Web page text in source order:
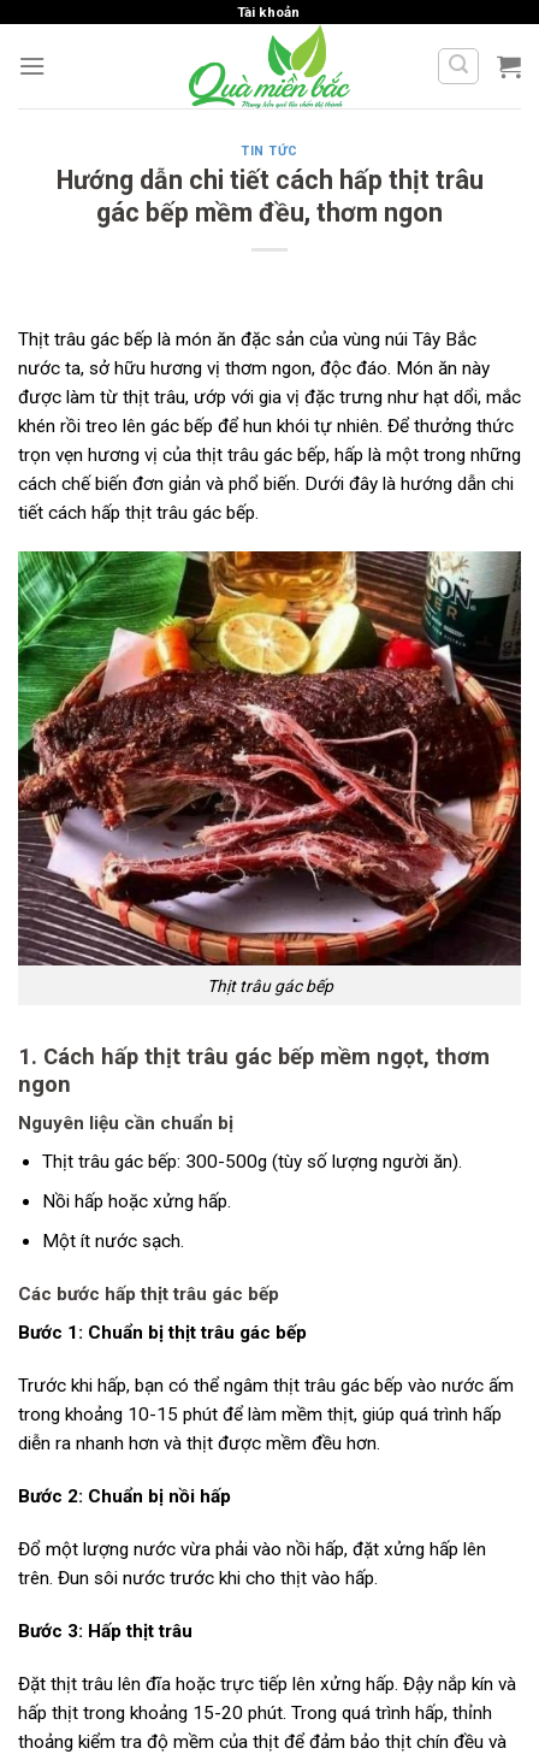
content
Tài khoản
TIN TỨC
Hướng dẫn chi tiết cách hấp thịt trâu
gác bếp mềm đều, thơm ngon
Thịt trâu gác bếp là món ăn đặc sản của vùng núi Tây Bắc
nước ta, sở hữu hương vị thơm ngon, độc đáo. Món ăn này
được làm từ thịt trâu, ướp với gia vị đặc trưng như hạt dổi, mắc
khén rồi treo lên gác bếp để hun khói tự nhiên. Để thưởng thức
trọn vẹn hương vị của thịt trâu gác bếp, hấp là một trong những
cách chế biến đơn giản và phổ biến. Dưới đây là hướng dẫn chi
tiết cách hấp thịt trâu gác bếp.
Thịt trâu gác bếp
1. Cách hấp thịt trâu gác bếp mềm ngọt, thơm
ngon
Nguyên liệu cần chuẩn bị
Thịt trâu gác bếp: 300-500g (tùy số lượng người ăn).
Nồi hấp hoặc xửng hấp.
Một ít nước sạch.
Các bước hấp thịt trâu gác bếp
Bước 1: Chuẩn bị thịt trâu gác bếp
Trước khi hấp, bạn có thể ngâm thịt trâu gác bếp vào nước ấm
trong khoảng 10-15 phút để làm mềm thịt, giúp quá trình hấp
diễn ra nhanh hơn và thịt được mềm đều hơn.
Bước 2: Chuẩn bị nồi hấp
Đổ một lượng nước vừa phải vào nồi hấp, đặt xửng hấp lên
trên. Đun sôi nước trước khi cho thịt vào hấp.
Bước 3: Hấp thịt trâu
Đặt thịt trâu lên đĩa hoặc trực tiếp lên xửng hấp. Đậy nắp kín và
hấp thịt trong khoảng 15-20 phút. Trong quá trình hấp, thỉnh
thoảng kiểm tra độ mềm của thịt để đảm bảo thịt chín đều và